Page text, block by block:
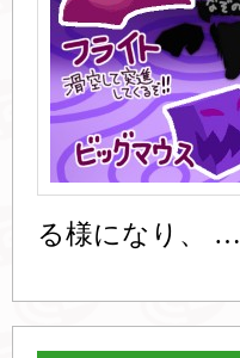
る様になり、 …